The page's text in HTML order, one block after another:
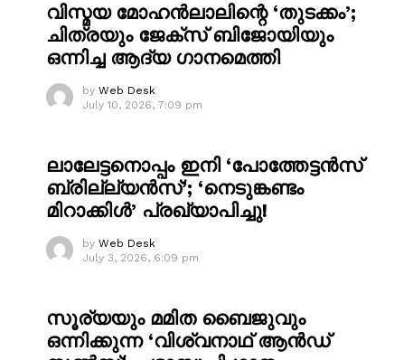
വിസ്മയ മോഹൻലാലിന്റെ ‘തുടക്കം’;
ചിത്രയും ജേക്സ് ബിജോയിയും
ഒന്നിച്ച ആദ്യ ഗാനമെത്തി
by Web Desk
July 10, 2026, 7:09 pm
ലാലേട്ടനൊപ്പം ഇനി ‘പോത്തേട്ടൻസ്
ബ്രില്ല്യൻസ്’; ‘നെടുങ്കണ്ടം
മിറാക്കിൾ’ പ്രഖ്യാപിച്ചു!
by Web Desk
July 3, 2026, 6:09 pm
സൂര്യയും മമിത ബൈജുവും
ഒന്നിക്കുന്ന ‘വിശ്വനാഥ് ആൻഡ്